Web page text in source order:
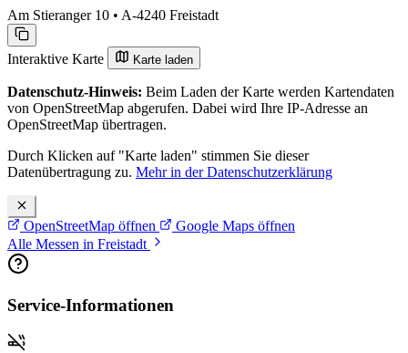
Am Stieranger 10 • A-4240 Freistadt
Interaktive Karte Karte laden
Datenschutz-Hinweis: Beim Laden der Karte werden Kartendaten
von OpenStreetMap abgerufen. Dabei wird Ihre IP-Adresse an
OpenStreetMap übertragen.
Durch Klicken auf "Karte laden" stimmen Sie dieser
Datenübertragung zu. Mehr in der Datenschutzerklärung
OpenStreetMap öffnen
Google Maps öffnen
Alle Messen in Freistadt
Service-Informationen